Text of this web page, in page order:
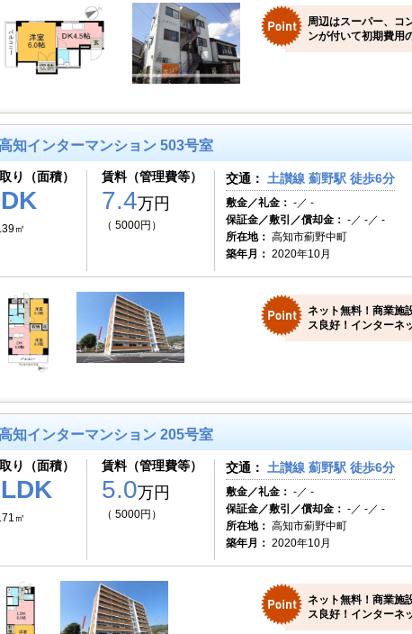
周辺はスーパー、コ
ンが付いて初期費用
知インターマンション 503号室
り（面積）
㎡
賃料（管理費等）
7.4万円
（ 5000円）
交通： 土讃線 薊野駅 徒歩6分
敷金／礼金： -／ -
保証金／敷引／償却金： -／ -／ -
所在地： 高知市薊野中町
築年月： 2020年10月
ネット無料！商業施
ス良好！インターネ
知インターマンション 205号室
り（面積）
㎡
賃料（管理費等）
5.0万円
（ 5000円）
交通： 土讃線 薊野駅 徒歩6分
敷金／礼金： -／ -
保証金／敷引／償却金： -／ -／ -
所在地： 高知市薊野中町
築年月： 2020年10月
ネット無料！商業施
ス良好！インターネ